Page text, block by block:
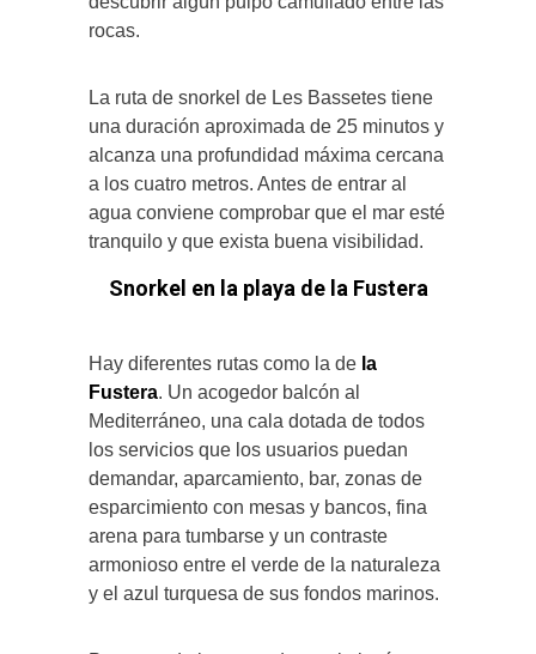
rocas.
La ruta de snorkel de Les Bassetes tiene
una duración aproximada de 25 minutos y
alcanza una profundidad máxima cercana
a los cuatro metros. Antes de entrar al
agua conviene comprobar que el mar esté
tranquilo y que exista buena visibilidad.
Snorkel en la playa de la Fustera
Hay diferentes rutas como la de la
Fustera. Un acogedor balcón al
Mediterráneo, una cala dotada de todos
los servicios que los usuarios puedan
demandar, aparcamiento, bar, zonas de
esparcimiento con mesas y bancos, fina
arena para tumbarse y un contraste
armonioso entre el verde de la naturaleza
y el azul turquesa de sus fondos marinos.